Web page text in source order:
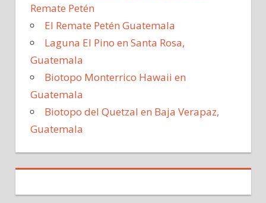
Remate Petén
El Remate Petén Guatemala
Laguna El Pino en Santa Rosa,
Guatemala
Biotopo Monterrico Hawaii en
Guatemala
Biotopo del Quetzal en Baja Verapaz,
Guatemala